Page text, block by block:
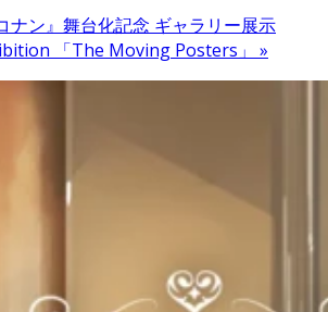
ナン』舞台化記念 ギャラリー展示
「The Moving Posters」 »